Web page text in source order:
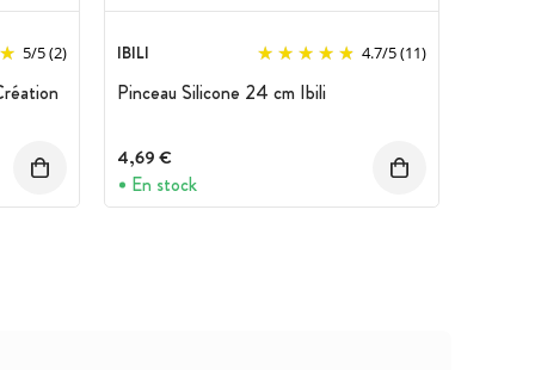
5/5(2) IBILI 4.7/5(11)
Pinceau Silicone 24 cm Ibili
4,69 €
En stock